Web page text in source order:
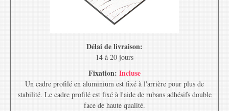
Délai de livraison:
14 à 20 jours
Fixation: Incluse
Un cadre profilé en aluminium est fixé à l'arrière pour plus de
stabilité. Le cadre profilé est fixé à l'aide de rubans adhésifs double
face de haute qualité.